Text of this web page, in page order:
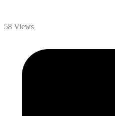
58 Views